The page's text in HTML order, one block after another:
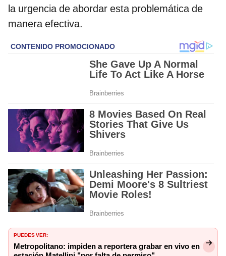
la urgencia de abordar esta problemática de
manera efectiva.
PUEDES VER:
Metropolitano: impiden a reportera grabar en vivo en